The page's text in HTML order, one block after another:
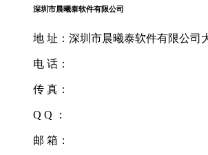
深圳市晨曦泰软件有限公司
地 址：深圳市晨曦泰软件有限公司
电 话：
传 真：
Q Q ：
邮 箱：